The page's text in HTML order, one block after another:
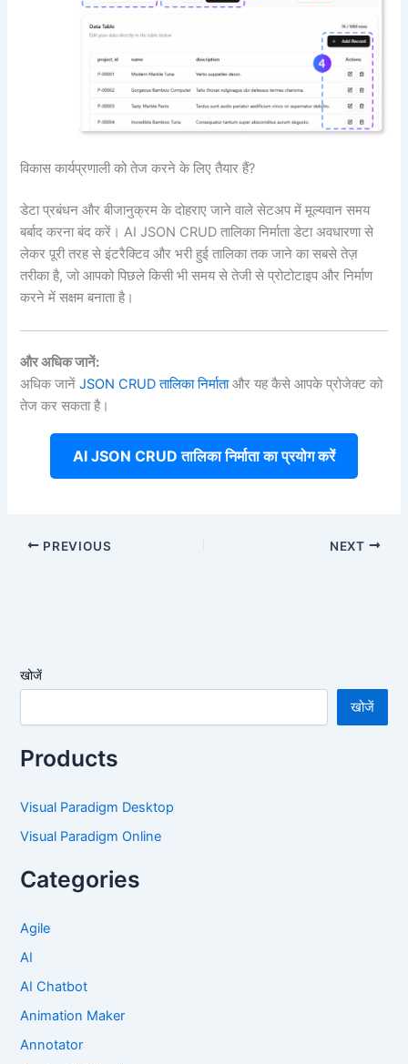
विकास कार्यप्रणाली को तेज करने के लिए तैयार हैं?
डेटा प्रबंधन और बीजानुक्रम के दोहराए जाने वाले सेटअप में मूल्यवान समय
बर्बाद करना बंद करें। AI JSON CRUD तालिका निर्माता डेटा अवधारणा से
लेकर पूरी तरह से इंटरैक्टिव और भरी हुई तालिका तक जाने का सबसे तेज़
तरीका है, जो आपको पिछले किसी भी समय से तेजी से प्रोटोटाइप और निर्माण
करने में सक्षम बनाता है।
और अधिक जानें:
अधिक जानेंJSON CRUD तालिका निर्माताऔर यह कैसे आपके प्रोजेक्ट को
तेज कर सकता है।
AI JSON CRUD तालिका निर्माता का प्रयोग करें
PREVIOUS NEXT
खोजें
खोजें
Products
Visual Paradigm Desktop
Visual Paradigm Online
Categories
Agile
AI
AI Chatbot
Animation Maker
Annotator